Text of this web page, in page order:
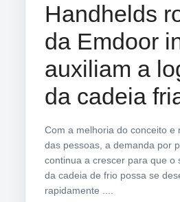
Handhelds
da Emdoor
auxiliam a
da cadeia
Com a melhoria do conceito e
das pessoas, a demanda por
continua a crescer para que o
da cadeia de frio possa se
rapidamente ....